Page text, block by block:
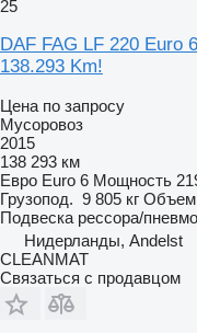
25
DAF FAG LF 220 Euro
138.293 Km!
Цена по запросу
Мусоровоз
2015
138 293 км
Евро Euro 6 Мощность
Грузопод. 9 805 кг Объем
Подвеска рессора/пневмо
Нидерланды, Andelst
CLEANMAT
Связаться с продавцом